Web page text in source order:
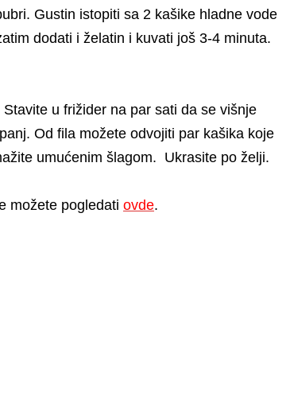
Gustin istopiti sa 2 kašike hladne vode
dodati i želatin i kuvati još 3-4 minuta.
u frižider na par sati da se višnje
Od fila možete odvojiti par kašika koje
umućenim šlagom. Ukrasite po želji.
možete pogledati ovde.